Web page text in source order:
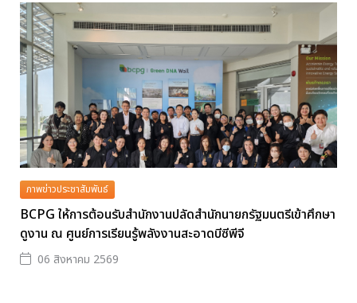
ภาพข่าวประชาสัมพันธ์
BCPG ให้การต้อนรับสำนักงานปลัดสำนักนายกรัฐมนตรีเข้าศึกษา
ดูงาน ณ ศูนย์การเรียนรู้พลังงานสะอาดบีซีพีจี
06 สิงหาคม 2569